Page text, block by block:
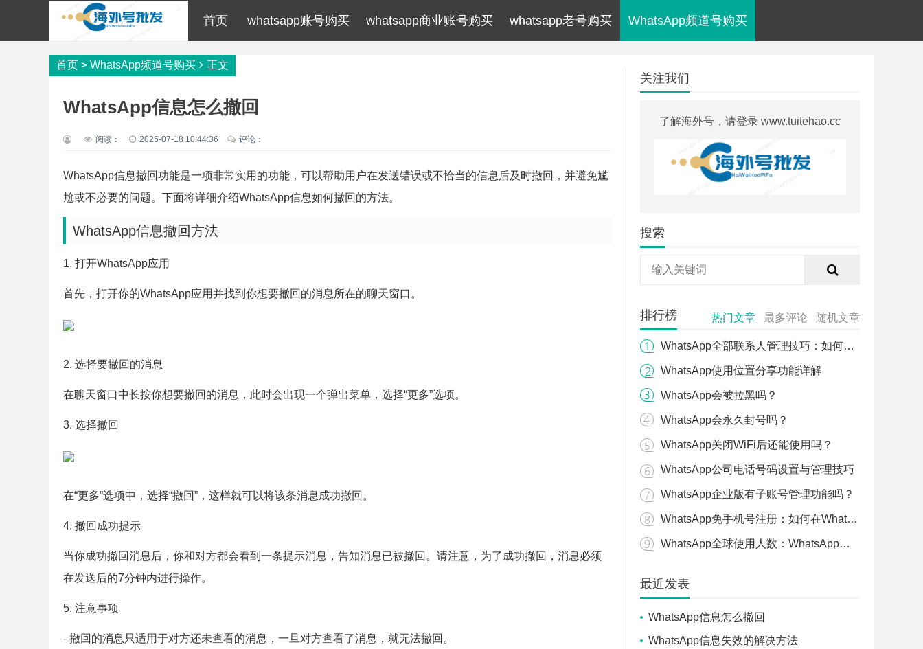
首页 whatsapp账号购买 whatsapp商业账号购买 whatsapp老号购买 WhatsApp频道号购买
首页 > WhatsApp频道号购买 正文
WhatsApp信息怎么撤回
阅读： 2025-07-18 10:44:36 评论：
WhatsApp信息撤回功能是一项非常实用的功能，可以帮助用户在发送错误或不恰当的信息后及时撤回，并避免尴
尬或不必要的问题。下面将详细介绍WhatsApp信息如何撤回的方法。
WhatsApp信息撤回方法
1. 打开WhatsApp应用
首先，打开你的WhatsApp应用并找到你想要撤回的消息所在的聊天窗口。
2. 选择要撤回的消息
在聊天窗口中长按你想要撤回的消息，此时会出现一个弹出菜单，选择“更多”选项。
3. 选择撤回
在“更多”选项中，选择“撤回”，这样就可以将该条消息成功撤回。
4. 撤回成功提示
当你成功撤回消息后，你和对方都会看到一条提示消息，告知消息已被撤回。请注意，为了成功撤回，消息必须
在发送后的7分钟内进行操作。
5. 注意事项
- 撤回的消息只适用于对方还未查看的消息，一旦对方查看了消息，就无法撤回。
关注我们
了解海外号，请登录 www.tuitehao.cc
搜索
排行榜 热门文章 最多评论 随机文章
WhatsApp全部联系人管理技巧：如何高效管理通讯录
WhatsApp使用位置分享功能详解
WhatsApp会被拉黑吗？
WhatsApp会永久封号吗？
WhatsApp关闭WiFi后还能使用吗？
WhatsApp公司电话号码设置与管理技巧
WhatsApp企业版有子账号管理功能吗？
WhatsApp免手机号注册：如何在WhatsApp注册时不需要手机号？
WhatsApp全球使用人数：WhatsApp在全球的用户数量统计和增长趋势分析
最近发表
WhatsApp信息怎么撤回
WhatsApp信息失效的解决方法